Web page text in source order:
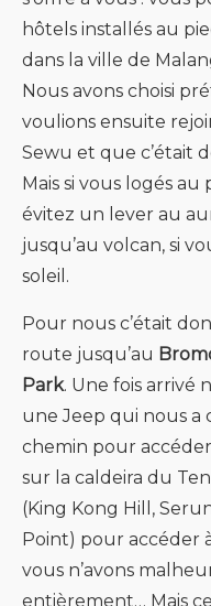
hôtels installés au
dans la ville de
Nous avons choisi
voulions ensuite
Sewu et que c’était
Mais si vous logés
évitez un lever au
jusqu’au volcan, si
soleil.
Pour nous c’était
route jusqu’au
Park. Une fois arrivé
une Jeep qui nous a
chemin pour
sur la caldeira du
(King Kong Hill,
Point) pour accéder
vous n’avons
entièrement… Mais